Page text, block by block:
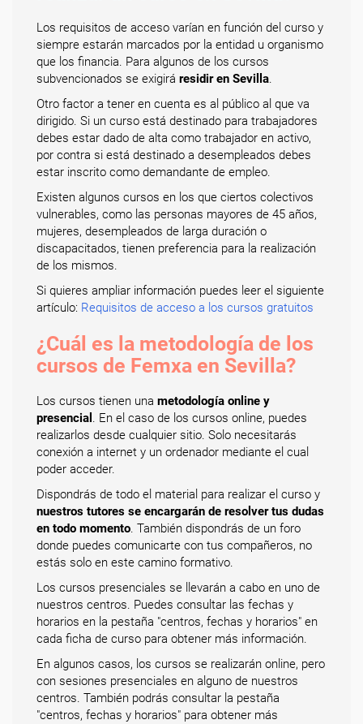
Los requisitos de acceso varían en función del curso y
siempre estarán marcados por la entidad u organismo
que los financia. Para algunos de los cursos
subvencionados se exigirá residir en Sevilla.
Otro factor a tener en cuenta es al público al que va
dirigido. Si un curso está destinado para trabajadores
debes estar dado de alta como trabajador en activo,
por contra si está destinado a desempleados debes
estar inscrito como demandante de empleo.
Existen algunos cursos en los que ciertos colectivos
vulnerables, como las personas mayores de 45 años,
mujeres, desempleados de larga duración o
discapacitados, tienen preferencia para la realización
de los mismos.
Si quieres ampliar información puedes leer el siguiente
artículo: Requisitos de acceso a los cursos gratuitos
¿Cuál es la metodología de los
cursos de Femxa en Sevilla?
Los cursos tienen una metodología online y
presencial . En el caso de los cursos online, puedes
realizarlos desde cualquier sitio. Solo necesitarás
conexión a internet y un ordenador mediante el cual
poder acceder.
Dispondrás de todo el material para realizar el curso y
nuestros tutores se encargarán de resolver tus dudas
en todo momento. También dispondrás de un foro
donde puedes comunicarte con tus compañeros, no
estás solo en este camino formativo.
Los cursos presenciales se llevarán a cabo en uno de
nuestros centros. Puedes consultar las fechas y
horarios en la pestaña "centros, fechas y horarios" en
cada ficha de curso para obtener más información.
En algunos casos, los cursos se realizarán online, pero
con sesiones presenciales en alguno de nuestros
centros. También podrás consultar la pestaña
"centros, fechas y horarios" para obtener más